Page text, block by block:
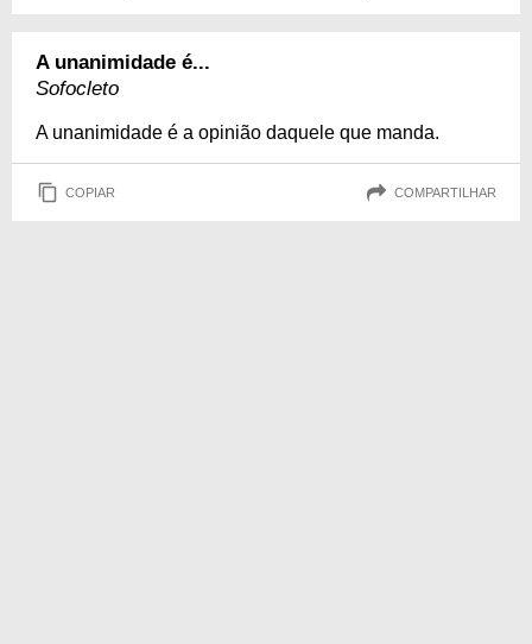
A unanimidade é...
Sofocleto
A unanimidade é a opinião daquele que manda.
COPIAR COMPARTILHAR